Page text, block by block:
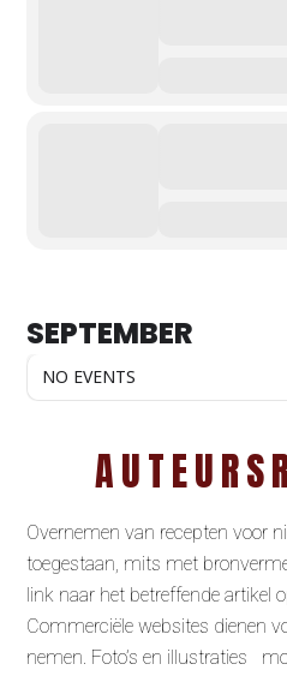
SEPTEMBER
NO EVENTS
Overnemen van recepten voor
toegestaan, mits met
link naar het betreffende artikel
Commerciële websites dienen
nemen. Foto’s en illustraties